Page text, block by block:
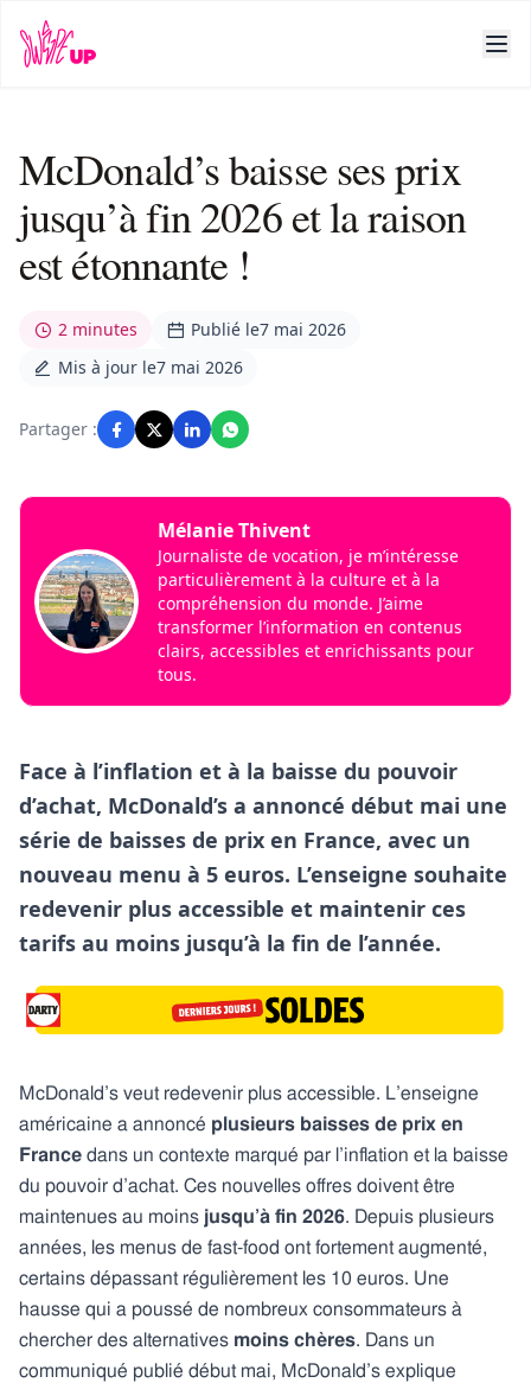
McDonald’s baisse ses prix
jusqu’à fin 2026 et la raison
est étonnante !
2 minutes Publié le7 mai 2026
Mis à jour le7 mai 2026
Partager :
Mélanie Thivent
Journaliste de vocation, je m’intéresse
particulièrement à la culture et à la
compréhension du monde. J’aime
transformer l’information en contenus
clairs, accessibles et enrichissants pour
tous.
Face à l’inflation et à la baisse du pouvoir
d’achat, McDonald’s a annoncé début mai une
série de baisses de prix en France, avec un
nouveau menu à 5 euros. L’enseigne souhaite
redevenir plus accessible et maintenir ces
tarifs au moins jusqu’à la fin de l’année.
McDonald’s veut redevenir plus accessible. L’enseigne
américaine a annoncé plusieurs baisses de prix en
France dans un contexte marqué par l’inflation et la baisse
du pouvoir d’achat. Ces nouvelles offres doivent être
maintenues au moins jusqu’à fin 2026. Depuis plusieurs
années, les menus de fast-food ont fortement augmenté,
certains dépassant régulièrement les 10 euros. Une
hausse qui a poussé de nombreux consommateurs à
chercher des alternatives moins chères. Dans un
communiqué publié début mai, McDonald’s explique